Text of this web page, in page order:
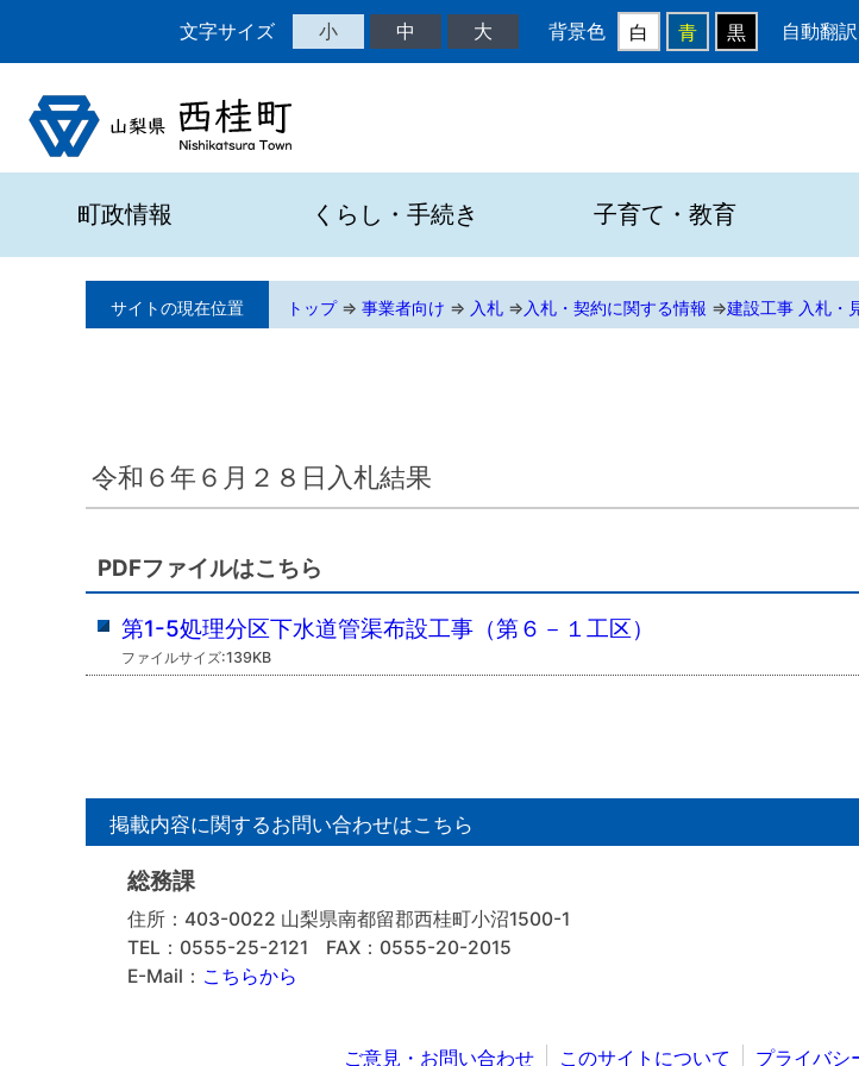
文字サイズ 小 中 大 背景色 白 青 黒 自動翻訳
町政情報 くらし・手続き 子育て・教育
サイトの現在位置 トップ⇒ 事業者向け ⇒ 入札 ⇒ 入札・契約に関する情報 ⇒建設工事 入札・
令和６年６月２８日入札結果
PDFファイルはこちら
第1-5処理分区下水道管渠布設工事（第６－１工区）
ファイルサイズ:139KB
掲載内容に関するお問い合わせはこちら
総務課
住所：403-0022 山梨県南都留郡西桂町小沼1500-1
TEL：0555-25-2121
FAX：0555-20-2015
E-Mail： こちらから
ご意見・お問い合わせ このサイトについて プライバシ